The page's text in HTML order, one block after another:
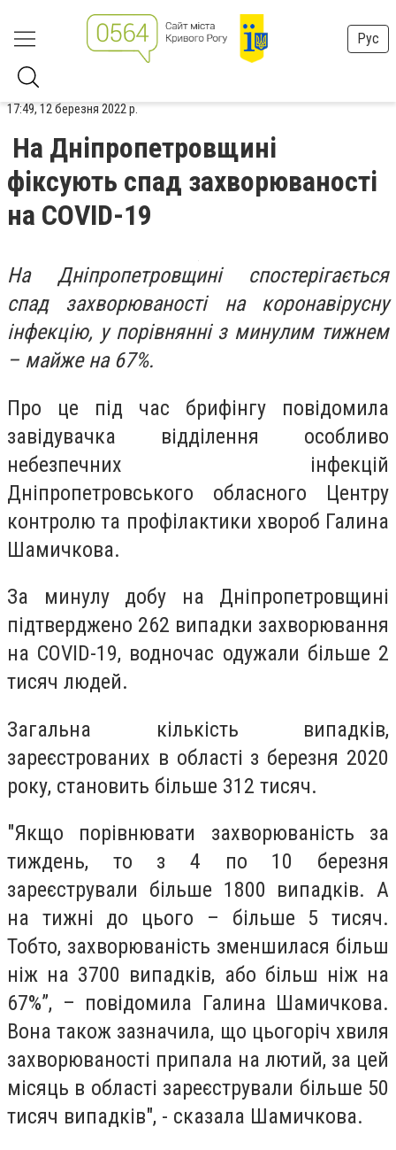
Рус
17:49, 12 березня 2022 р.
На Дніпропетровщині
фіксують спад захворюваності
на COVID-19
На Дніпропетровщині спостерігається
спад захворюваності на коронавірусну
інфекцію, упорівнянні з минулим тижнем
– майже на 67%.
Про це під час брифінгу повідомила
завідувачка відділення особливо
небезпечних інфекцій
Дніпропетровського обласного Центру
контролю та профілактики хвороб Галина
Шамичкова.
За минулу добу на Дніпропетровщині
підтверджено 262 випадки захворювання
на COVID-19, водночас одужали більше 2
тисяч людей.
Загальна кількість випадків,
зареєстрованих в області з березня 2020
року, становить більше 312 тисяч.
"Якщо порівнювати захворюваність за
тиждень, то з 4 по 10 березня
зареєстрували більше 1800 випадків. А
на тижні до цього – більше 5 тисяч.
Тобто, захворюваність зменшилася більш
ніж на 3700 випадків, або більш ніж на
67%”, – повідомила Галина Шамичкова.
Вона також зазначила, що цьогоріч хвиля
захворюваності припала на лютий, за цей
місяць в області зареєстрували більше 50
тисяч випадків", - сказала Шамичкова.